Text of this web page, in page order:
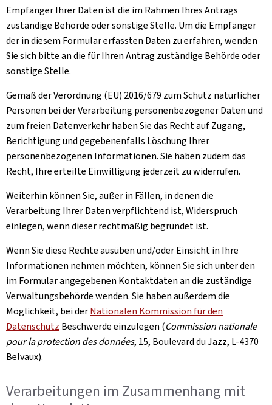
Empfänger Ihrer Daten ist die im Rahmen Ihres Antrags
zuständige Behörde oder sonstige Stelle. Um die Empfänger
der in diesem Formular erfassten Daten zu erfahren, wenden
Sie sich bitte an die für Ihren Antrag zuständige Behörde oder
sonstige Stelle.
Gemäß der Verordnung (EU) 2016/679 zum Schutz natürlicher
Personen bei der Verarbeitung personenbezogener Daten und
zum freien Datenverkehr haben Sie das Recht auf Zugang,
Berichtigung und gegebenenfalls Löschung Ihrer
personenbezogenen Informationen. Sie haben zudem das
Recht, Ihre erteilte Einwilligung jederzeit zu widerrufen.
Weiterhin können Sie, außer in Fällen, in denen die
Verarbeitung Ihrer Daten verpflichtend ist, Widerspruch
einlegen, wenn dieser rechtmäßig begründet ist.
Wenn Sie diese Rechte ausüben und/oder Einsicht in Ihre
Informationen nehmen möchten, können Sie sich unter den
im Formular angegebenen Kontaktdaten an die zuständige
Verwaltungsbehörde wenden. Sie haben außerdem die
Möglichkeit, bei derNationalen Kommission für den
Datenschutz Beschwerde einzulegen (Commission nationale
pour la protection des données, 15, Boulevard du Jazz, L-4370
Belvaux).
Verarbeitungen im Zusammenhang mit